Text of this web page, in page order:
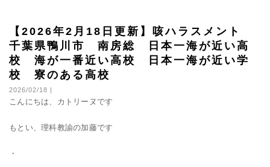
【2026年2月18日更新】咳ハラスメント
千葉県鴨川市 南房総 日本一海が近い高
校 海が一番近い高校 日本一海が近い学
校 寮のある高校
2026/02/18 |
こんにちは、カトリーヌです
もとい、理科教諭の加藤です
・